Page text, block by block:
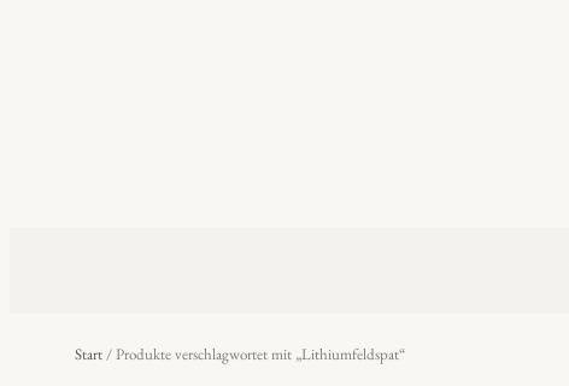
Start/ Produkte verschlagwortet mit „Lithiumfeldspat“